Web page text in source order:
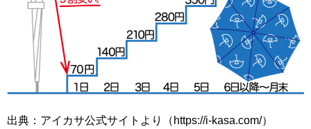
出典：アイカサ公式サイトより（https://i-kasa.com/）